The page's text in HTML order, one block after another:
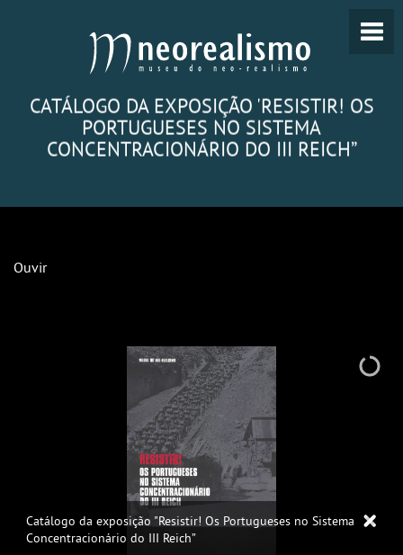
CATÁLOGO DA EXPOSIÇÃO 'RESISTIR! OS
PORTUGUESES NO SISTEMA
CONCENTRACIONÁRIO DO III REICH”
Ouvir
Catálogo da exposição "Resistir! Os Portugueses no Sistema
Concentracionário do III Reich”